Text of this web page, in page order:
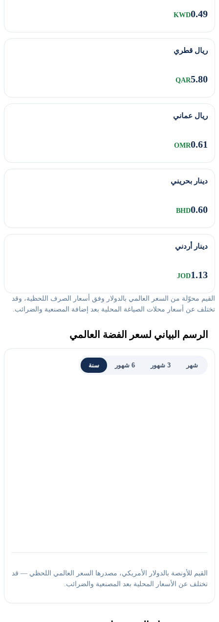
0.49
KWD
ريال قطري
5.80
QAR
ريال عماني
0.61
OMR
دينار بحريني
0.60
BHD
دينار أردني
1.13
JOD
القيم محوّلة من السعر العالمي بالدولار وفق أسعار الصرف اللحظية، وقد
تختلف عن أسعار محلات الصياغة المحلية بعد إضافة المصنعية والضرائب.
الرسم البياني لسعر الفضة العالمي
شهر 3 شهور 6 شهور سنة
القيم للأونصة بالدولار الأمريكي، مصدرها السعر العالمي اللحظي — قد
تختلف عن الأسعار المحلية بعد المصنعية والضرائب.